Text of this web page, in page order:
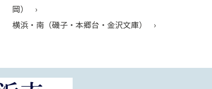
岡）
横浜・南（磯子・本郷台・金沢文庫）